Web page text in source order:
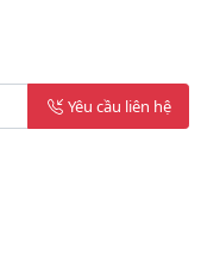
Yêu cầu liên hệ